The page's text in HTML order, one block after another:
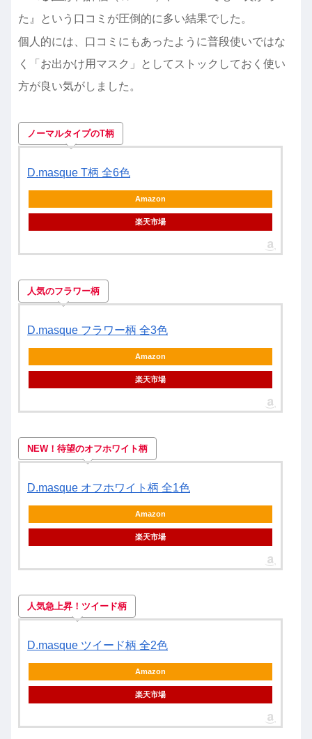
た』という口コミが圧倒的に多い結果でした。
個人的には、口コミにもあったように普段使いではな
く「お出かけ用マスク」としてストックしておく使い
方が良い気がしました。
ノーマルタイプのT柄
D.masque T柄 全6色
Amazon
楽天市場
人気のフラワー柄
D.masque フラワー柄 全3色
Amazon
楽天市場
NEW！待望のオフホワイト柄
D.masque オフホワイト柄 全1色
Amazon
楽天市場
人気急上昇！ツイード柄
D.masque ツイード柄 全2色
Amazon
楽天市場